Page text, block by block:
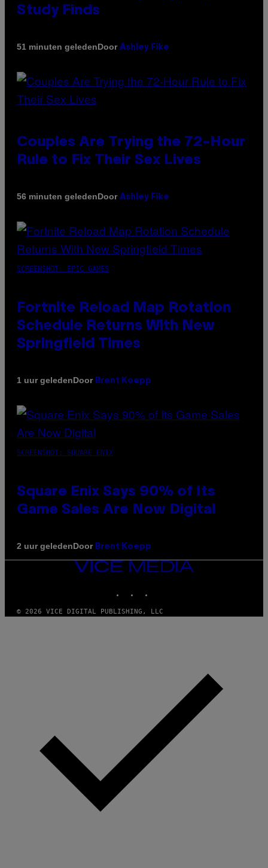
Study Finds
51 minuten geledenDoor Ashley Fike
Couples Are Trying the 72-Hour
Rule to Fix Their Sex Lives
56 minuten geledenDoor Ashley Fike
SCREENSHOT: EPIC GAMES
Fortnite Reload Map Rotation
Schedule Returns With New
Springfield Times
1 uur geledenDoor Brent Koepp
SCREENSHOT: SQUARE ENIX
Square Enix Says 90% of Its
Game Sales Are Now Digital
2 uur geledenDoor Brent Koepp
VICE
MEDIA
© 2026 VICE DIGITAL PUBLISHING, LLC